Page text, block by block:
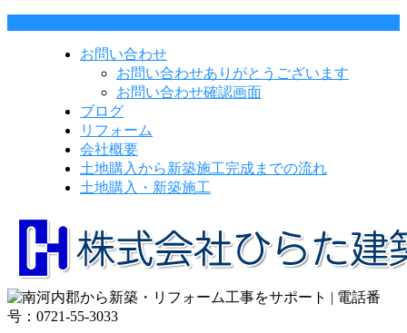
お問い合わせ
お問い合わせありがとうございます
お問い合わせ確認画面
ブログ
リフォーム
会社概要
土地購入から新築施工完成までの流れ
土地購入・新築施工